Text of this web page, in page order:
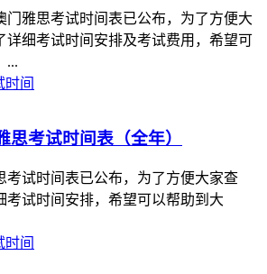
门雅思考试时间表已公布，为了方便大
详细考试时间安排及考试费用，希望可
...
时间
思考试时间表（全年）
考试时间表已公布，为了方便大家查
考试时间安排，希望可以帮助到大
时间